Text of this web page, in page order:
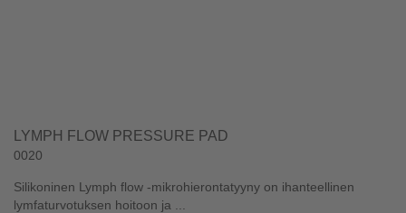
LYMPH FLOW PRESSURE PAD
0020
Silikoninen Lymph flow -mikrohierontatyyny on ihanteellinen
lymfaturvotuksen hoitoon ja ...